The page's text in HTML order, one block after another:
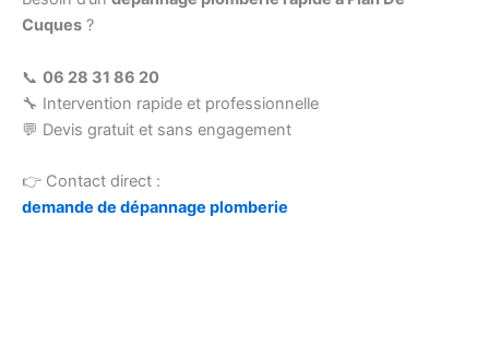
Cuques ?
📞 06 28 31 86 20
🔧 Intervention rapide et professionnelle
💬 Devis gratuit et sans engagement
👉 Contact direct :
demande de dépannage plomberie